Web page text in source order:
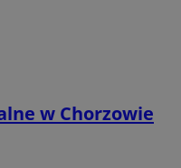
w Chorzowie